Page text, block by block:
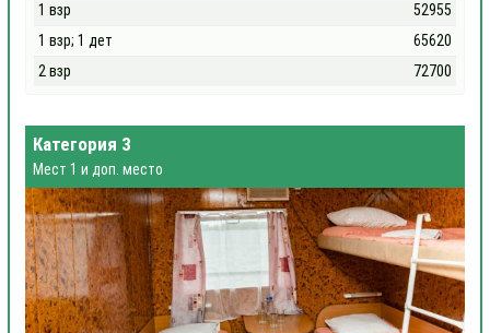
1 взр
52955
1 взр; 1 дет
65620
2 взр
72700
Категория 3
Мест 1 и доп. место